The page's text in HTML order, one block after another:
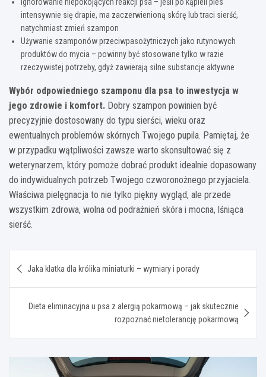
intensywnie się drapie, ma zaczerwienioną skórę lub traci sierść,
natychmiast zmień szampon
Używanie szamponów przeciwpasożytniczych jako rutynowych
produktów do mycia – powinny być stosowane tylko w razie
rzeczywistej potrzeby, gdyż zawierają silne substancje aktywne
Wybór odpowiedniego szamponu dla psa to inwestycja w
jego zdrowie i komfort. Dobry szampon powinien być
precyzyjnie dostosowany do typu sierści, wieku oraz
ewentualnych problemów skórnych Twojego pupila. Pamiętaj, że
w przypadku wątpliwości zawsze warto skonsultować się z
weterynarzem, który pomoże dobrać produkt idealnie dopasowany
do indywidualnych potrzeb Twojego czworonożnego przyjaciela.
Właściwa pielęgnacja to nie tylko piękny wygląd, ale przede
wszystkim zdrowa, wolna od podrażnień skóra i mocna, lśniąca
sierść.
wpisu
Jaka klatka dla królika miniaturki – wymiary i porady
Dieta eliminacyjna u psa z alergią pokarmową – jak skutecznie
rozpoznać nietolerancję pokarmową